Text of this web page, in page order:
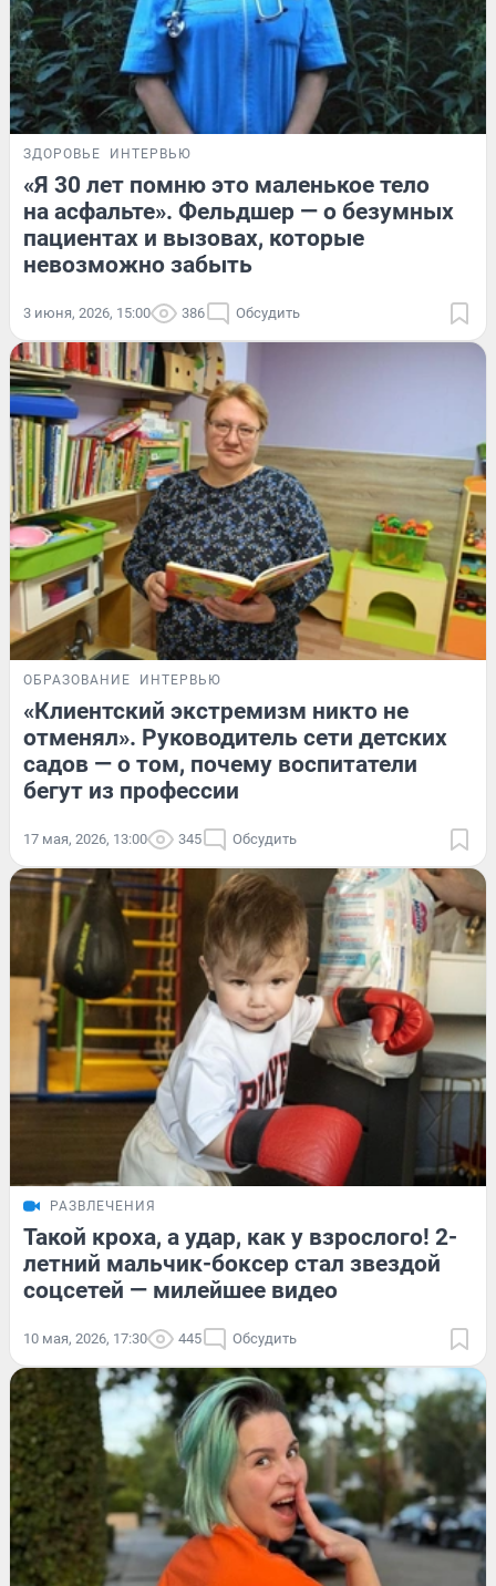
ЗДОРОВЬЕ ИНТЕРВЬЮ
«Я 30 лет помню это маленькое тело
на асфальте». Фельдшер — о безумных
пациентах и вызовах, которые
невозможно забыть
3 июня, 2026, 15:00 386 Обсудить
ОБРАЗОВАНИЕ ИНТЕРВЬЮ
«Клиентский экстремизм никто не
отменял». Руководитель сети детских
садов — о том, почему воспитатели
бегут из профессии
17 мая, 2026, 13:00 345 Обсудить
РАЗВЛЕЧЕНИЯ
Такой кроха, а удар, как у взрослого! 2-
летний мальчик-боксер стал звездой
соцсетей — милейшее видео
10 мая, 2026, 17:30 445 Обсудить